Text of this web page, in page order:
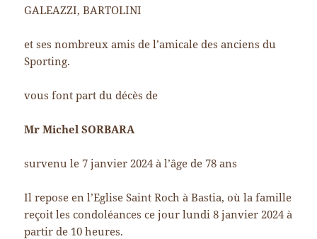
GALEAZZI, BARTOLINI
et ses nombreux amis de l’amicale des anciens du
Sporting.
vous font part du décès de
Mr Michel SORBARA
survenu le 7 janvier 2024 à l’âge de 78 ans
Il repose en l’Eglise Saint Roch à Bastia, où la famille
reçoit les condoléances ce jour lundi 8 janvier 2024 à
partir de 10 heures.